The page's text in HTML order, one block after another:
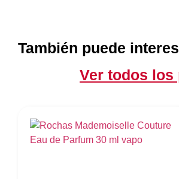
También puede
Ver todos los